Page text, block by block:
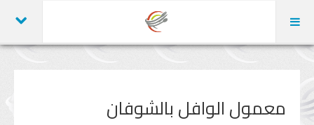
الوصفات
معمول الوافل بالشوفان